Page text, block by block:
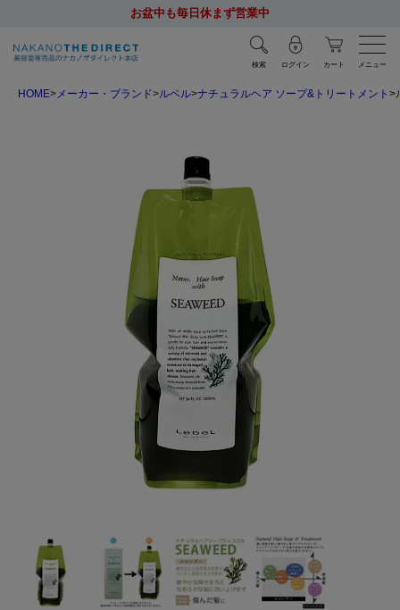
お盆中も毎日休まず営業中
検索 ログイン カート メニュー
HOME メーカー・ブランド ルベル ナチュラルヘア ソープ&トリートメント